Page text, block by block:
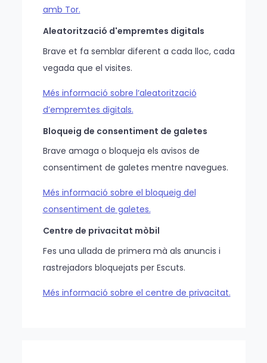
amb Tor.
Aleatorització d'empremtes digitals
Brave et fa semblar diferent a cada lloc, cada
vegada que el visites.
Més informació sobre l’aleatorització
d’empremtes digitals.
Bloqueig de consentiment de galetes
Brave amaga o bloqueja els avisos de
consentiment de galetes mentre navegues.
Més informació sobre el bloqueig del
consentiment de galetes.
Centre de privacitat mòbil
Fes una ullada de primera mà als anuncis i
rastrejadors bloquejats per Escuts.
Més informació sobre el centre de privacitat.